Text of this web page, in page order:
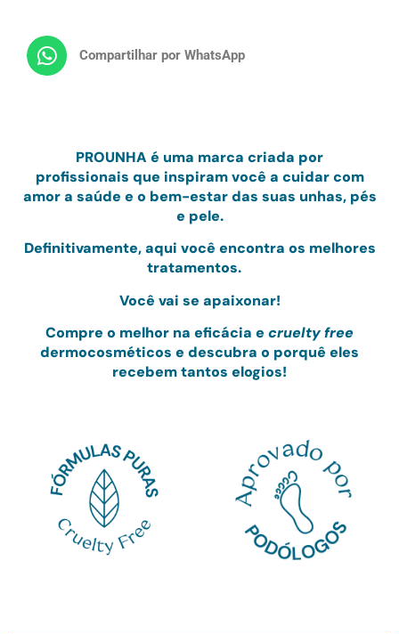
Compartilhar por WhatsApp
PROUNHA é uma marca criada por
profissionais que inspiram você a cuidar com
amora saúde e o bem-estar das suas unhas, pés
e pele.
Definitivamente, aqui você encontra os melhores
tratamentos.
Você vai se apaixonar!
Compre o melhor na eficácia e cruelty free
dermocosméticos e descubra o porquê eles
recebem tantos elogios!